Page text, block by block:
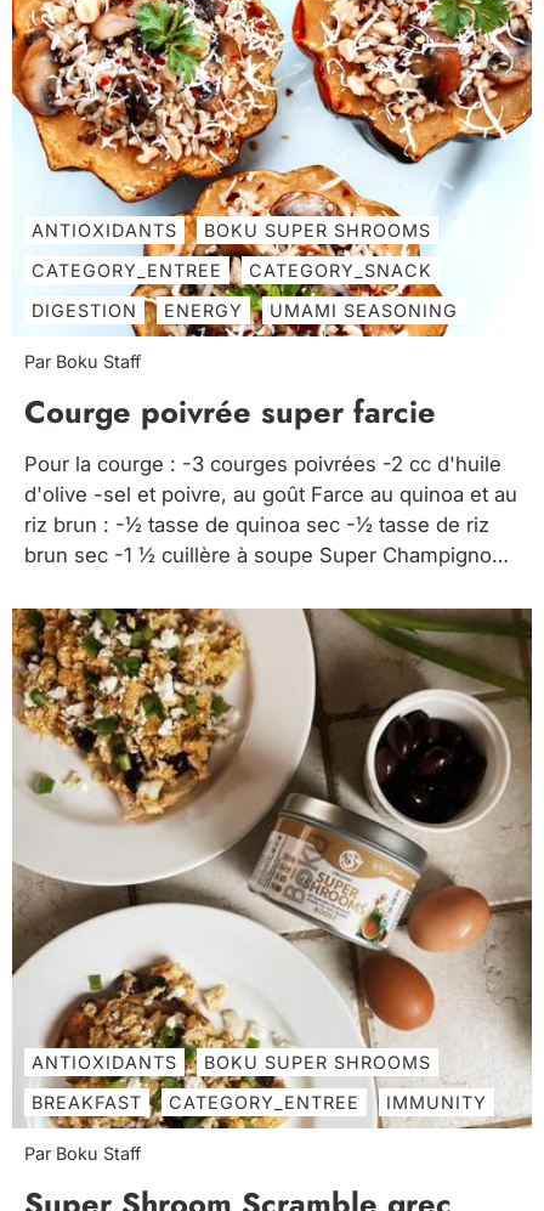
ANTIOXIDANTS
BOKU SUPER SHROOMS
CATEGORY_ENTREE
CATEGORY_SNACK
DIGESTION
ENERGY UMAMI SEASONING
Par Boku Staff
Courge poivrée super farcie
Pour la courge : -3 courges poivrées -2 cc d'huile
d'olive -sel et poivre, au goût Farce au quinoa et au
riz brun : -½ tasse de quinoa sec -½ tasse de riz
brun sec -1 ½ cuillère à soupe Super Champignons
ANTIOXIDANTS
BOKU SUPER SHROOMS
BREAKFAST
CATEGORY_ENTREE IMMUNITY
Par Boku Staff